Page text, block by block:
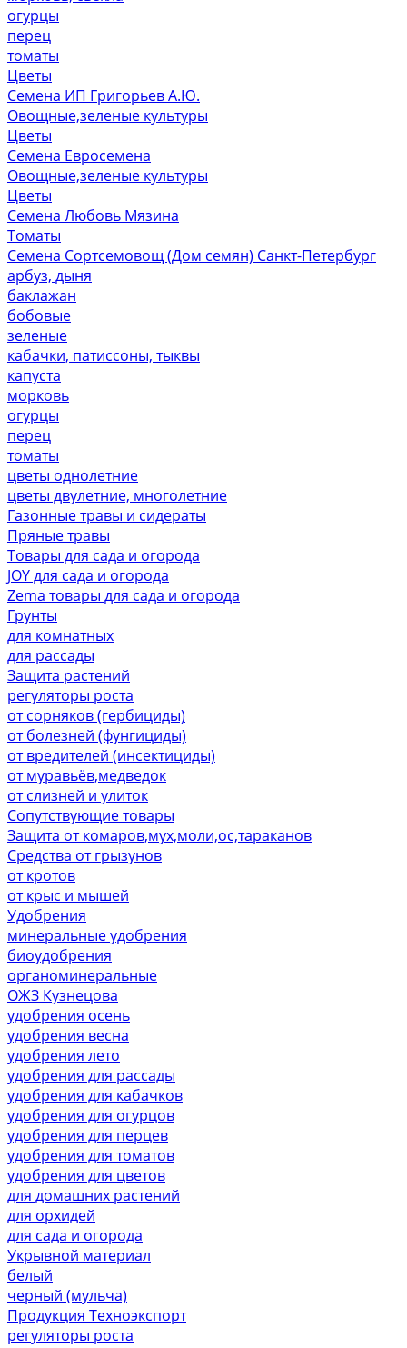
огурцы
перец
томаты
Цветы
Семена ИП Григорьев А.Ю.
Овощные,зеленые культуры
Цветы
Семена Евросемена
Овощные,зеленые культуры
Цветы
Семена Любовь Мязина
Томаты
Семена Сортсемовощ (Дом семян) Санкт-Петербург
арбуз, дыня
баклажан
бобовые
зеленые
кабачки, патиссоны, тыквы
капуста
морковь
огурцы
перец
томаты
цветы однолетние
цветы двулетние, многолетние
Газонные травы и сидераты
Пряные травы
Товары для сада и огорода
JOY для сада и огорода
Zema товары для сада и огорода
Грунты
для комнатных
для рассады
Защита растений
регуляторы роста
от сорняков (гербициды)
от болезней (фунгициды)
от вредителей (инсектициды)
от муравьёв,медведок
от слизней и улиток
Сопутствующие товары
Защита от комаров,мух,моли,ос,тараканов
Средства от грызунов
от кротов
от крыс и мышей
Удобрения
минеральные удобрения
биоудобрения
органоминеральные
ОЖЗ Кузнецова
удобрения осень
удобрения весна
удобрения лето
удобрения для рассады
удобрения для кабачков
удобрения для огурцов
удобрения для перцев
удобрения для томатов
удобрения для цветов
для домашних растений
для орхидей
для сада и огорода
Укрывной материал
белый
черный (мульча)
Продукция Техноэкспорт
регуляторы роста